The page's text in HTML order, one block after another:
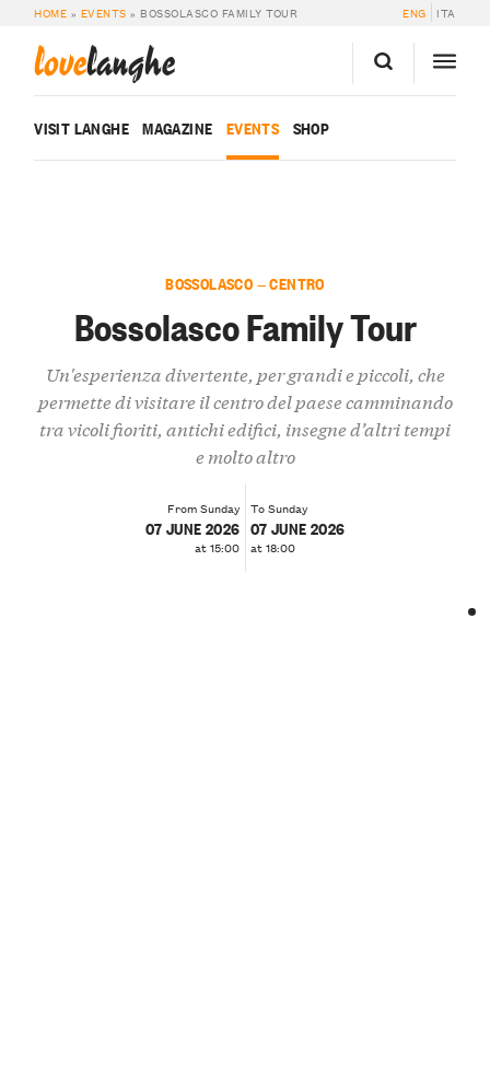
HOME » EVENTS » BOSSOLASCO FAMILY TOUR ENG ITA
lovelanghe
VISIT LANGHE MAGAZINE EVENTS SHOP
BOSSOLASCO — CENTRO
Bossolasco Family Tour
Un'esperienza divertente, per grandi e piccoli, che
permette di visitare il centro del paese camminando
tra vicoli fioriti, antichi edifici, insegne d’altri tempi
e molto altro
From Sunday
07 JUNE 2026
at 15:00
To Sunday
07 JUNE 2026
at 18:00